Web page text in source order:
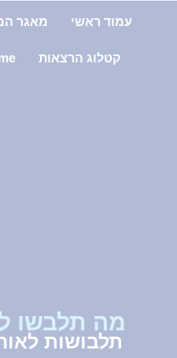
עמוד ראשי מאגר
קטלוג הרצאות
מה תלבשו
תלבושות